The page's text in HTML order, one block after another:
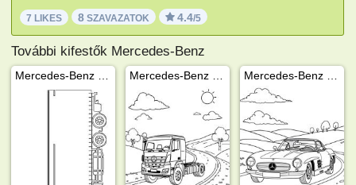
7 LIKES 8 SZAVAZATOK 4.4/5
További kifestők Mercedes-Benz